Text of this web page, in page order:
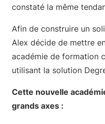
constaté la même
Afin de construire un
Alex décide de mettre
académie de formation
utilisant la solution
Cette nouvelle
grands axes :